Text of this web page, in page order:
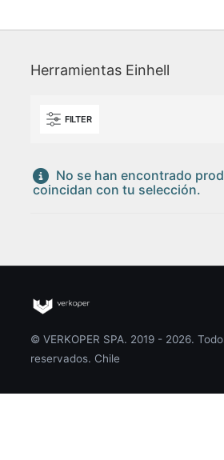
Herramientas Einhell
FILTER
No se han encontrado
coincidan con tu selección.
© VERKOPER SPA. 2019 - 2026.
reservados. Chile